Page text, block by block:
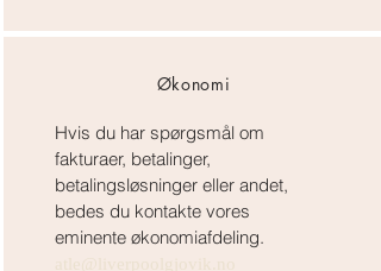
Økonomi
Hvis du har spørgsmål om
fakturaer, betalinger,
betalingsløsninger eller andet,
bedes du kontakte vores
eminente økonomiafdeling.